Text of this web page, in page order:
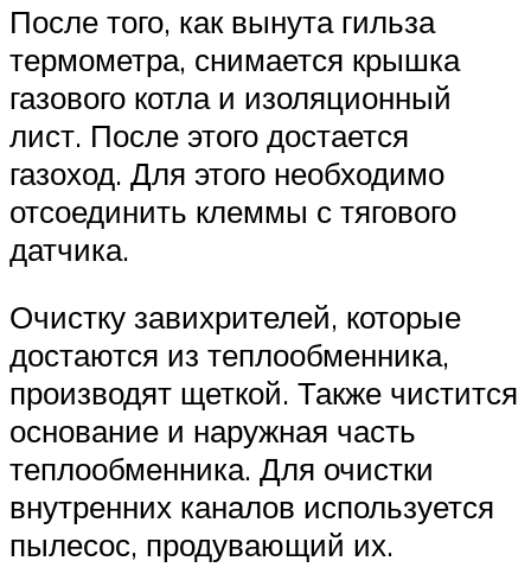
После того, как вынута гильза
термометра, снимается крышка
газового котла и изоляционный
лист. После этого достается
газоход. Для этого необходимо
отсоединить клеммы с тягового
датчика.
Очистку завихрителей, которые
достаются из теплообменника,
производят щеткой. Также чистится
основание и наружная часть
теплообменника. Для очистки
внутренних каналов используется
пылесос, продувающий их.